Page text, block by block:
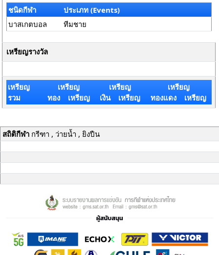
ชนิดกีฬา
ประเภท (Events)
บาสเกตบอล
ทีมชาย
เหรียญรางวัล
เหรียญ
รวม
เหรียญ
ทอง เหรียญ
เหรียญ
เงิน เหรียญ
เหรียญ
ทองแดง เหรียญ
สถิติกีฬากรีฑา , ว่ายน้ำ , ยิงปืน